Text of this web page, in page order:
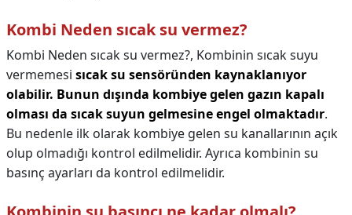
Kombi Neden sıcak su vermez?
Kombi Neden sıcak su vermez?, Kombinin sıcak suyu
vermemesi sıcak su sensöründen kaynaklanıyor
olabilir. Bunun dışında kombiye gelen gazın kapalı
olması da sıcak suyun gelmesine engel olmaktadır.
Bu nedenle ilk olarak kombiye gelen su kanallarının açık
olup olmadığı kontrol edilmelidir. Ayrıca kombinin su
basınç ayarları da kontrol edilmelidir.